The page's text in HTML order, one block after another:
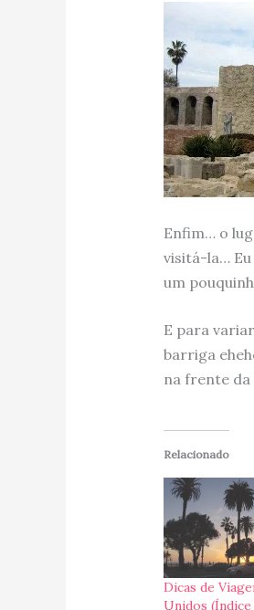
Enfim… o
visitá-la… Eu
um
E para
barriga
na frente da
Relacionado
Dicas de
Unidos